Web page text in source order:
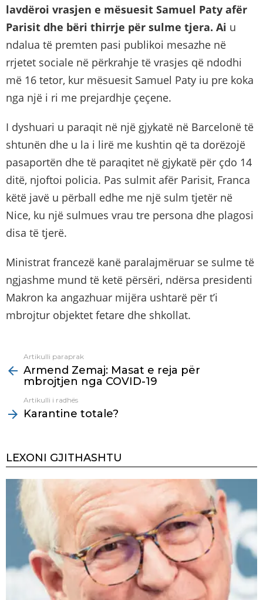
lavdëroi vrasjen e mësuesit Samuel Paty afër
Parisit dhe bëri thirrje për sulme tjera. Ai u
ndalua të premten pasi publikoi mesazhe në
rrjetet sociale në përkrahje të vrasjes që ndodhi
më 16 tetor, kur mësuesit Samuel Paty iu pre koka
nga një i ri me prejardhje çeçene.
I dyshuari u paraqit në një gjykatë në Barcelonë të
shtunën dhe u la i lirë me kushtin që ta dorëzojë
pasaportën dhe të paraqitet në gjykatë për çdo 14
ditë, njoftoi policia. Pas sulmit afër Parisit, Franca
këtë javë u përball edhe me një sulm tjetër në
Nice, ku një sulmues vrau tre persona dhe plagosi
disa të tjerë.
Ministrat francezë kanë paralajmëruar se sulme të
ngjashme mund të ketë përsëri, ndërsa presidenti
Makron ka angazhuar mijëra ushtarë për t’i
mbrojtur objektet fetare dhe shkollat.
more
Artikulli paraprak
Armend Zemaj: Masat e reja për
mbrojtjen nga COVID-19
Artikulli i radhës
Karantine totale?
LEXONI GJITHASHTU